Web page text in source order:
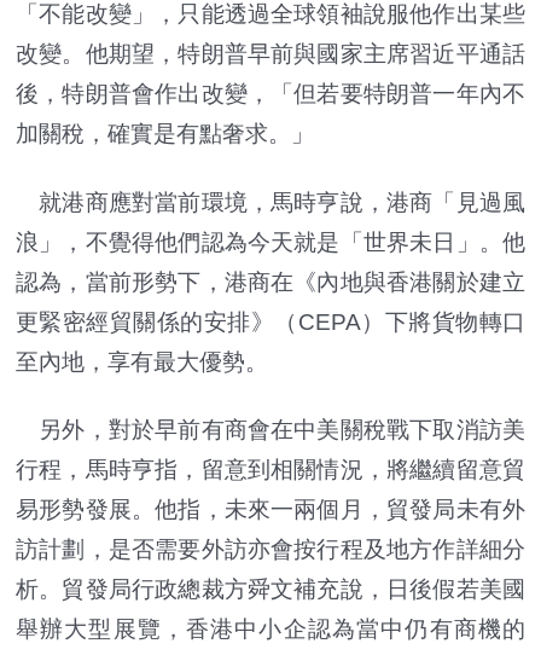
「不能改變」，只能透過全球領袖說服他作出某些
改變。他期望，特朗普早前與國家主席習近平通話
後，特朗普會作出改變，「但若要特朗普一年內不
加關稅，確實是有點奢求。」
就港商應對當前環境，馬時亨說，港商「見過風
浪」，不覺得他們認為今天就是「世界未日」。他
認為，當前形勢下，港商在《內地與香港關於建立
更緊密經貿關係的安排》（CEPA）下將貨物轉口
至內地，享有最大優勢。
另外，對於早前有商會在中美關稅戰下取消訪美
行程，馬時亨指，留意到相關情況，將繼續留意貿
易形勢發展。他指，未來一兩個月，貿發局未有外
訪計劃，是否需要外訪亦會按行程及地方作詳細分
析。貿發局行政總裁方舜文補充說，日後假若美國
舉辦大型展覽，香港中小企認為當中仍有商機的